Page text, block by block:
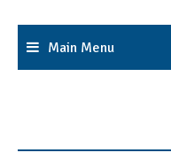
Main Menu